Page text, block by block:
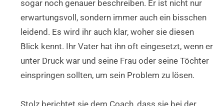
sogar noch genauer beschreiben. Er ist nicht nur
erwartungsvoll, sondern immer auch ein bisschen
leidend. Es wird ihr auch klar, woher sie diesen
Blick kennt. Ihr Vater hat ihn oft eingesetzt, wenn er
unter Druck war und seine Frau oder seine Töchter
einspringen sollten, um sein Problem zu lösen.